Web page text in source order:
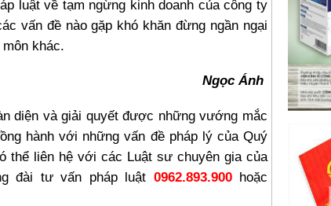
luật về tạm ngừng kinh doanh của công ty
vấn đề nào gặp khó khăn đừng ngần ngại
khác.
Ngọc Ánh
diện và giải quyết được những vướng mắc
hành với những vấn đề pháp lý của Quý
thể liên hệ với các Luật sư chuyên gia của
đài tư vấn pháp luật 0962.893.900 hoặc